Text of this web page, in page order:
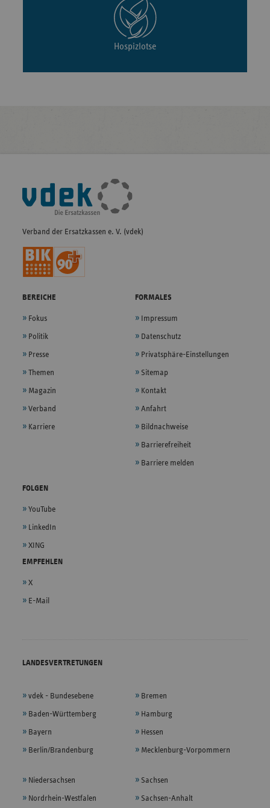
Hospizlotse
Fußleisten-
Navigation
Verband der Ersatzkassen e. V. (vdek)
BEREICHE
Fokus
Politik
Presse
Themen
Magazin
Verband
Karriere
FORMALES
Impressum
Datenschutz
Privatsphäre-Einstellungen
Sitemap
Kontakt
Anfahrt
Bildnachweise
Barrierefreiheit
Barriere melden
FOLGEN
YouTube
LinkedIn
XING
EMPFEHLEN
X
E-Mail
LANDESVERTRETUNGEN
vdek - Bundesebene
Baden-Württemberg
Bayern
Berlin/Brandenburg
Bremen
Hamburg
Hessen
Mecklenburg-Vorpommern
Niedersachsen
Nordrhein-Westfalen
Sachsen
Sachsen-Anhalt